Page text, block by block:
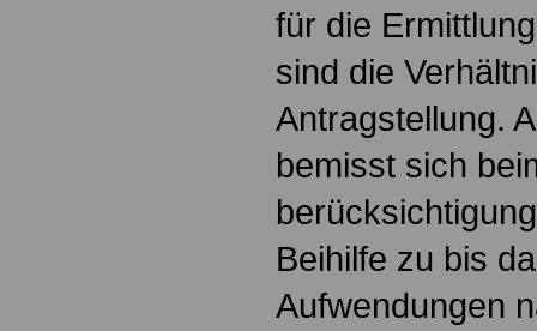
für die
sind die
Antragstellung.
bemisst sich
Beihilfe zu bis
Aufwendungen